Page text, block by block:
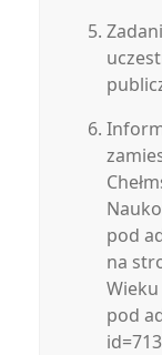
pod
na
Wieku
pod